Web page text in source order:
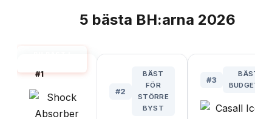
5 bästa BH:arna 2026
#1
#2
BÄST
FÖR
STÖRRE
BYST
#3
BÄSTA